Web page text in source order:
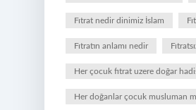
Fıtrat nedir dinimiz İslam
Fıtratın anlamı nedir
Her çocuk fıtrat uzere doğar
Her doğanlar çocuk musluman